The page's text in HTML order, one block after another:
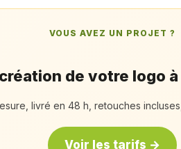
VOUS AVEZ UN PROJET ?
de votre logo
livré en 48 h, retouches
Voir les tarifs →